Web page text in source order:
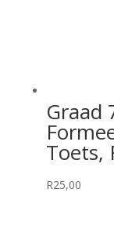
Graad
Toets,
R25,00